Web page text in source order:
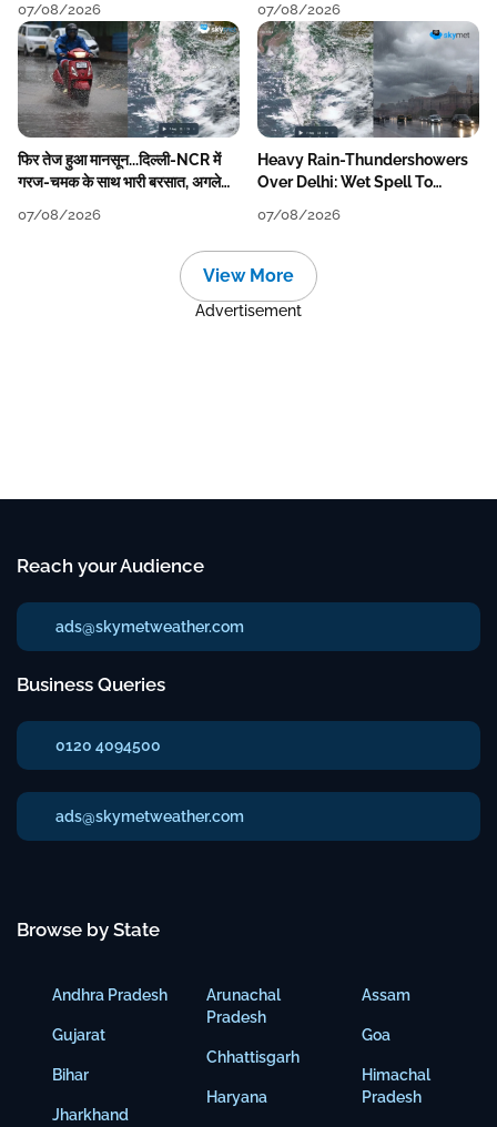
07/08/2026 07/08/2026
फिर तेज हुआ मानसून...दिल्ली-NCR में
गरज-चमक के साथ भारी बरसात, अगले
07/08/2026
Heavy Rain-Thundershowers
Over Delhi: Wet Spell To
07/08/2026
View More
Advertisement
Reach your Audience
ads@skymetweather.com
Business Queries
0120 4094500
ads@skymetweather.com
Browse by State
Andhra Pradesh
Gujarat
Bihar
Jharkhand
Arunachal
Pradesh
Chhattisgarh
Haryana
Assam
Goa
Himachal
Pradesh